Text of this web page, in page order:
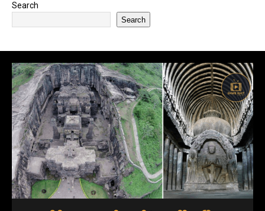
Search
Search